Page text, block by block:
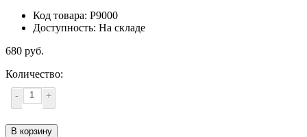
Код товара: Р9000
Доступность: На складе
680 руб.
Количество:
- +
В корзину